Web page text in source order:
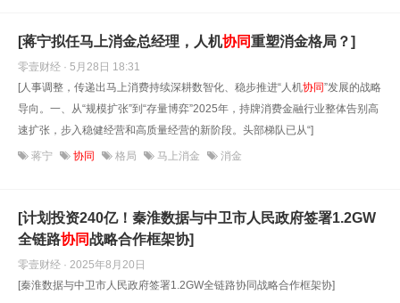
[蒋宁拟任马上消金总经理，人机协同重塑消金格局？]
零壹财经 · 5月28日 18:31
[人事调整，传递出马上消费持续深耕数智化、稳步推进“人机协同”发展的战略
导向。一、从“规模扩张”到“存量博弈”2025年，持牌消费金融行业整体告别高
速扩张，步入稳健经营和高质量经营的新阶段。头部梯队已从“]
蒋宁 协同 格局 马上消金 消金
[计划投资240亿！秦淮数据与中卫市人民政府签署1.2GW
全链路协同战略合作框架协]
零壹财经 · 2025年8月20日
[秦淮数据与中卫市人民政府签署1.2GW全链路协同战略合作框架协]